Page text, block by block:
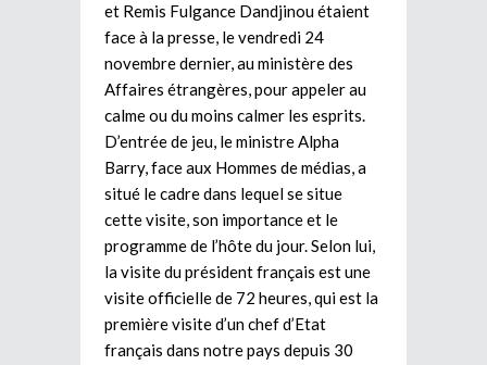
et Remis Fulgance Dandjinou étaient
face à la presse, le vendredi 24
novembre dernier, au ministère des
Affaires étrangères, pour appeler au
calme ou du moins calmer les esprits.
D’entrée de jeu, le ministre Alpha
Barry, face aux Hommes de médias, a
situé le cadre dans lequel se situe
cette visite, son importance et le
programme de l’hôte du jour. Selon lui,
la visite du président français est une
visite officielle de 72 heures, qui est la
première visite d’un chef d’Etat
français dans notre pays depuis 30